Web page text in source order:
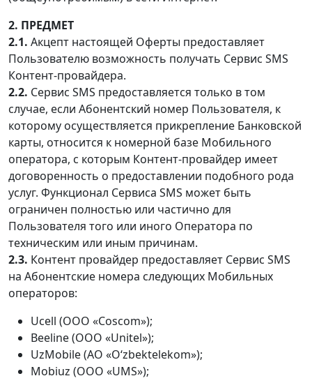
2. ПРЕДМЕТ
2.1. Акцепт настоящей Оферты предоставляет
Пользователю возможность получать Сервис SMS
Контент-провайдера.
2.2. Сервис SMS предоставляется только в том
случае, если Абонентский номер Пользователя, к
которому осуществляется прикрепление Банковской
карты, относится к номерной базе Мобильного
оператора, с которым Контент-провайдер имеет
договоренность о предоставлении подобного рода
услуг. Функционал Сервиса SMS может быть
ограничен полностью или частично для
Пользователя того или иного Оператора по
техническим или иным причинам.
2.3. Контент провайдер предоставляет Сервис SMS
на Абонентские номера следующих Мобильных
операторов:
Ucell (ООО «Coscom»);
Beeline (OOO «Unitel»);
UzMobile (АО «O‘zbektelekom»);
Mobiuz (OOO «UMS»);